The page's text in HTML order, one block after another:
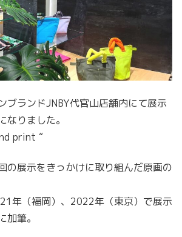
ブランドJNBY代官山店舗内にて展示
なりました。
print “
の展示をきっかけに取り組んだ原画の
年（福岡）、2022年（東京）で展示
加筆。